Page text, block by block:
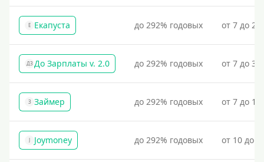
Е Екапуста до 292% годовых от 7 до
ДЗ До Зарплаты v. 2.0 до 292% годовых от 7 до
З Займер до 292% годовых от 7 до
J Joymoney до 292% годовых от 10 до